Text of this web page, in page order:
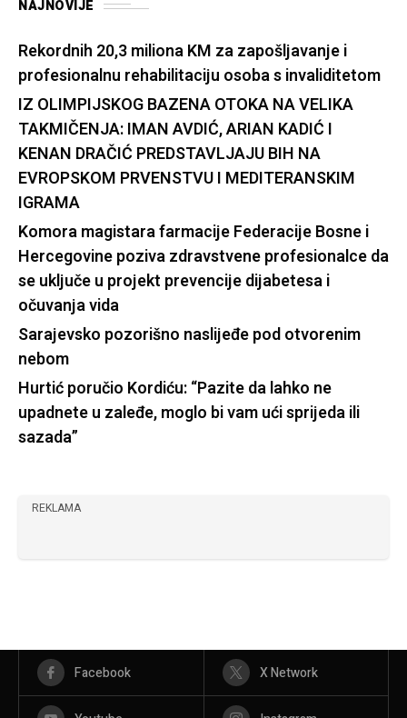
NAJNOVIJE
Rekordnih 20,3 miliona KM za zapošljavanje i
profesionalnu rehabilitaciju osoba s invaliditetom
IZ OLIMPIJSKOG BAZENA OTOKA NA VELIKA
TAKMIČENJA: IMAN AVDIĆ, ARIAN KADIĆ I
KENAN DRAČIĆ PREDSTAVLJAJU BIH NA
EVROPSKOM PRVENSTVU I MEDITERANSKIM
IGRAMA
Komora magistara farmacije Federacije Bosne i
Hercegovine poziva zdravstvene profesionalce da
se uključe u projekt prevencije dijabetesa i
očuvanja vida
Sarajevsko pozorišno naslijeđe pod otvorenim
nebom
Hurtić poručio Kordiću: “Pazite da lahko ne
upadnete u zaleđe, moglo bi vam ući sprijeda ili
sazada”
REKLAMA
Facebook X Network